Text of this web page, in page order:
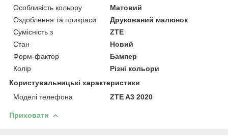
Особливість кольору
Матовий
Оздоблення та прикраси
Друкований малюнок
Сумісність з
ZTE
Стан
Новий
Форм-фактор
Бампер
Колір
Різні кольори
Користувальницькі характеристики
Моделі телефона
ZTE A3 2020
Приховати